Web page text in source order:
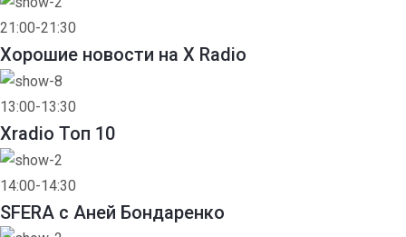
21:00-21:30
Хорошие новости на X Radio
13:00-13:30
Xradio Топ 10
14:00-14:30
SFERA с Аней Бондаренко